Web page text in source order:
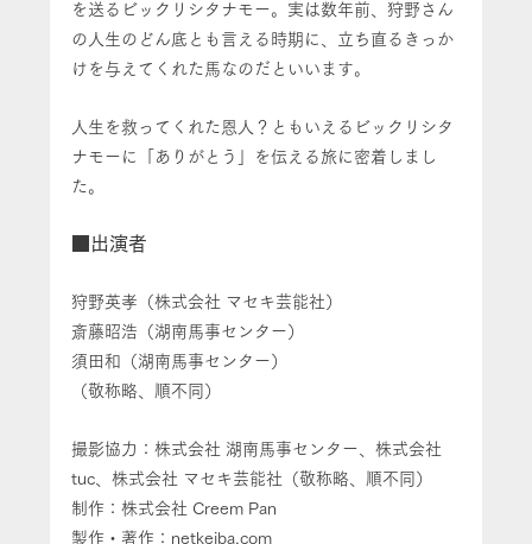
を送るビックリシタナモー。実は数年前、狩野さん
の人生のどん底とも言える時期に、立ち直るきっか
けを与えてくれた馬なのだといいます。
人生を救ってくれた恩人？ともいえるビックリシタ
ナモーに「ありがとう」を伝える旅に密着しまし
た。
■出演者
狩野英孝（株式会社 マセキ芸能社）
斎藤昭浩（湖南馬事センター）
須田和（湖南馬事センター）
（敬称略、順不同）
撮影協力：株式会社 湖南馬事センター、株式会社
tuc、株式会社 マセキ芸能社（敬称略、順不同）
制作：株式会社 Creem Pan
製作・著作：netkeiba.com